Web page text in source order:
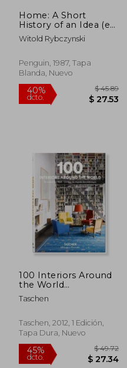
Home: A Short
History of an Idea (en
Inglés)
Witold Rybczynski
Penguin, 1987, Tapa
Blanda, Nuevo
40%
dcto. $ 27.53
100 Interiors Around
the World
(Bibliotheca
Universalis) (en
Taschen
Taschen, 2012, 1 Edición,
Tapa Dura, Nuevo